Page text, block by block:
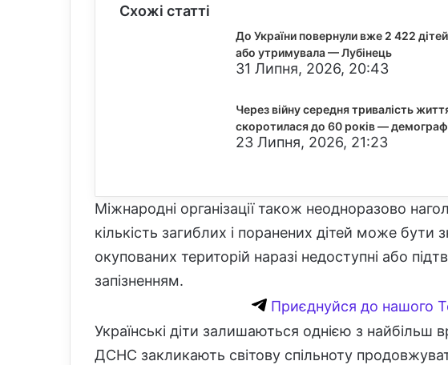
Схожі статті
До України повернули вже 2 422
або утримувала — Лубінець
31 Липня, 2026, 20:43
Через війну середня тривалість
скоротилася до 60 років — демограф
23 Липня, 2026, 21:23
Міжнародні організації також неодноразово
кількість загиблих і поранених дітей може бути
окупованих територій наразі недоступні або
запізненням.
Приєднуйся до нашого
Українські діти залишаються однією з найбільш
ДСНС закликають світову спільноту